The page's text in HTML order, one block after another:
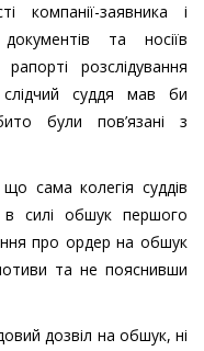
компанії-заявника і
та носіїв
розслідування
слідчий суддя мав би
були пов’язані з
сама колегія суддів
в силі обшук першого
про ордер на обшук
та не пояснивши
дозвіл на обшук, ні